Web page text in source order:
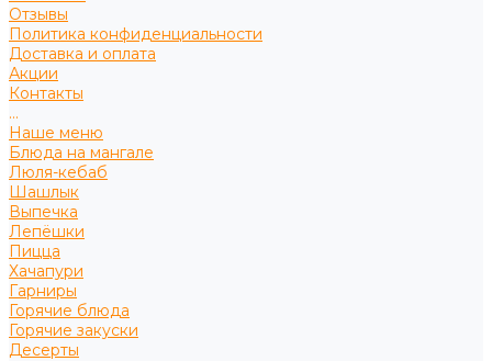
Отзывы
Политика конфиденциальности
Доставка и оплата
Акции
Контакты
...
Наше меню
Блюда на мангале
Люля-кебаб
Шашлык
Выпечка
Лепёшки
Пицца
Хачапури
Гарниры
Горячие блюда
Горячие закуски
Десерты